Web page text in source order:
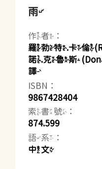
雨
作者：
羅勃特.卡倫
諾.克魯斯
譯
ISBN：
9867428404
索書號：
874.599
語系：
中文